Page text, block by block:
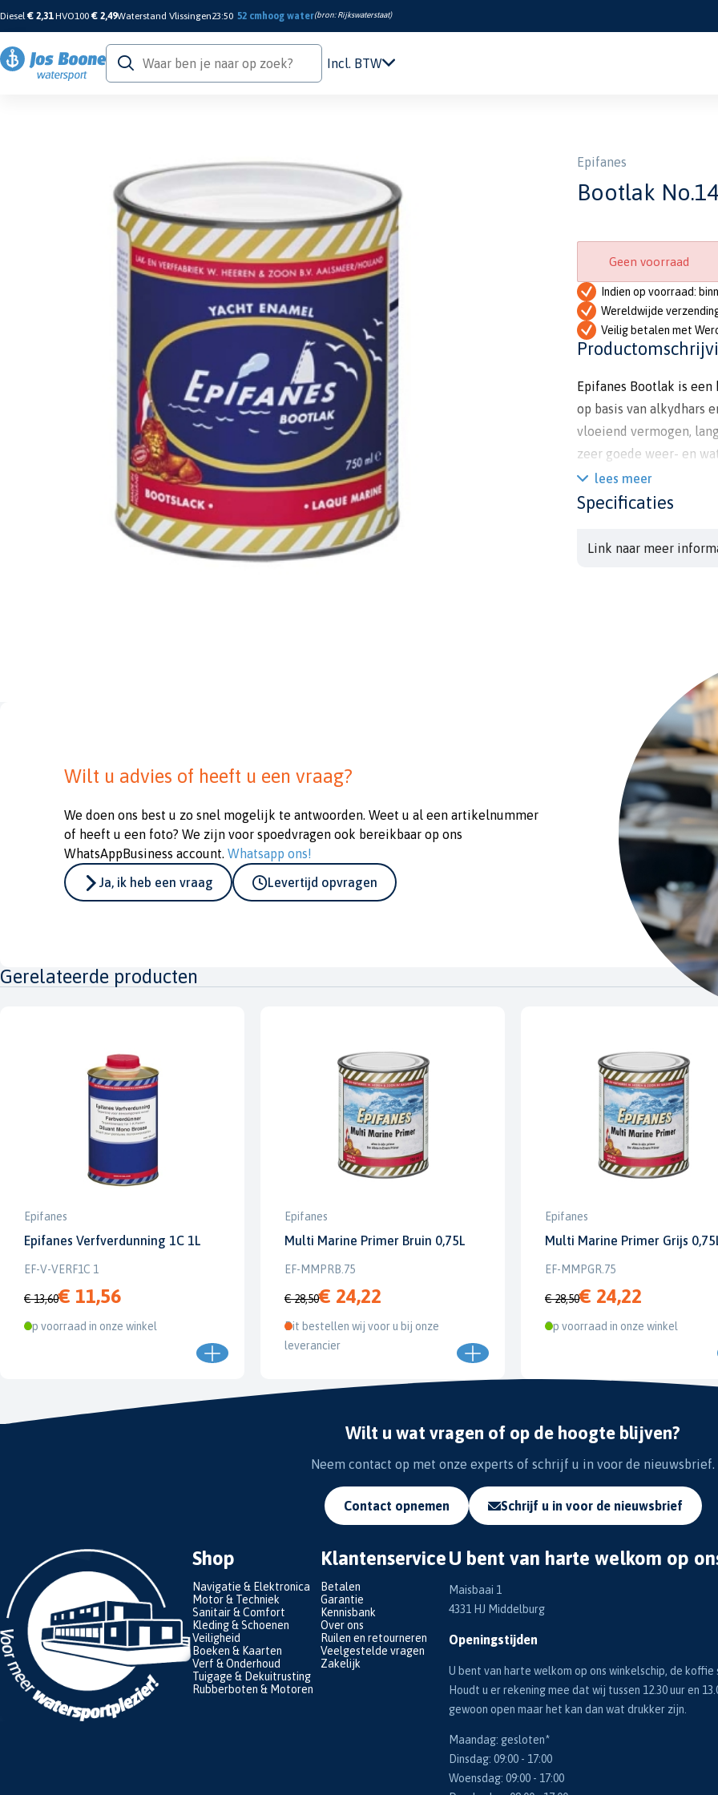
Diesel€ 2,31 HVO100 € 2,49Waterstand Vlissingen23:50 52 cm hoog water(bron:Rijkswaterstaat)
Incl. BTW
Epifanes
Bootlak
Geen voorraad
Indien op voorraad:
Wereldwijde
Veilig betalen met
Epifanes Bootlak is
op basis van alkydhars
vloeiend vermogen,
zeer goede weer- en
Geschikt voor nieuw
Tevens geschikt voor
Let op: afbeelding is
lees meer
Specificaties
Link naar meer
Wilt u advies of heeft u een vraag?
We doen ons best u zo snel mogelijk te antwoorden. Weet u al een artikelnummer
of heeft u een foto? We zijn voor spoedvragen ook bereikbaar op ons
WhatsAppBusiness account. Whatsapp ons!
Ja, ik heb een vraag
Levertijd opvragen
Gerelateerde producten
Epifanes
Epifanes Verfverdunning 1C 1L
EF-V-VERF1C 1
€ 13,60€ 11,56
Op voorraad in onze winkel
Epifanes
Multi Marine Primer Bruin 0,75L
EF-MMPRB.75
€ 28,50€ 24,22
Dit bestellen wij voor u bij onze
leverancier
Epifanes
Multi Marine Primer Grijs
EF-MMPGR.75
€ 28,50€ 24,22
Op voorraad in onze winkel
Wilt u wat vragen of op de hoogte blijven?
Neem contact op met onze experts of schrijf u in voor de nieuwsbrief.
Contact opnemen Schrijf u in voor de nieuwsbrief
Shop
Navigatie & Elektronica
Motor & Techniek
Sanitair & Comfort
Kleding & Schoenen
Veiligheid
Boeken & Kaarten
Verf & Onderhoud
Tuigage & Dekuitrusting
Rubberboten & Motoren
Klantenservice
Betalen
Garantie
Kennisbank
Over ons
Ruilen en retourneren
Veelgestelde vragen
Zakelijk
U bent van harte welkom op
Maisbaai 1
4331 HJ Middelburg
Openingstijden
U bent van harte welkom op ons winkelschip, de
Houdt u er rekening mee dat wij tussen 12.30 uur en
gewoon open maar het kan dan wat drukker zijn.
Maandag: gesloten*
Dinsdag: 09:00 - 17:00
Woensdag: 09:00 - 17:00